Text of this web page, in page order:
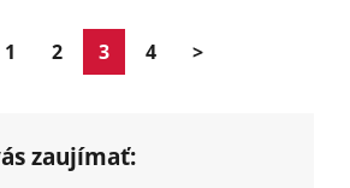
1 2 3 4 >
zaujímať: